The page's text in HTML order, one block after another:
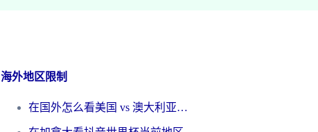
海外地区限制
在国外怎么看美国 vs 澳大利亚世界杯直播？海外党必藏的中文解说观赛指南